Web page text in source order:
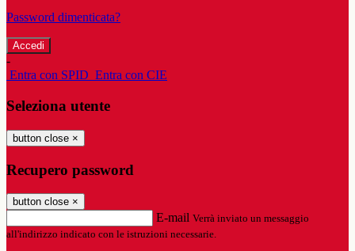
Password dimenticata?
-
Entra con SPID Entra con CIE
Seleziona utente
button close ×
Recupero password
button close ×
E-mail Verrà inviato un messaggio
all'indirizzo indicato con le istruzioni necessarie.